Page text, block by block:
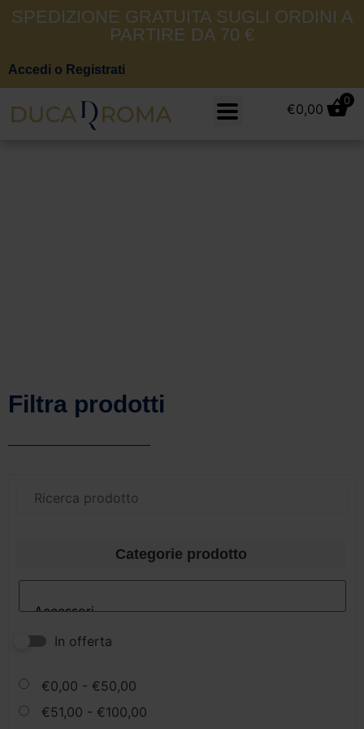
SPEDIZIONE GRATUITA SUGLI ORDINI A
PARTIRE DA 70 €
Accedi o Registrati
€0,00
0
Filtra prodotti
Categorie prodotto
In offerta
€0,00 - €50,00
€51,00 - €100,00